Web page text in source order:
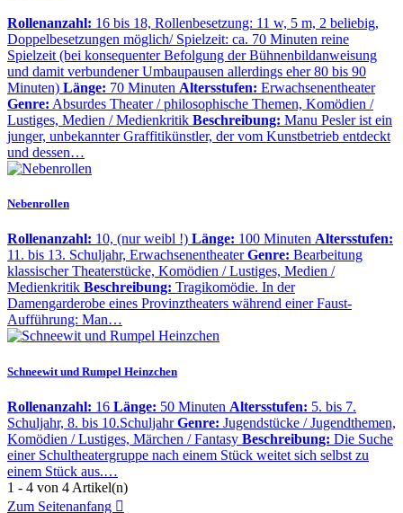
Rollenanzahl: 16 bis 18, Rollenbesetzung: 11 w, 5 m, 2 beliebig,
Doppelbesetzungen möglich/ Spielzeit: ca. 70 Minuten reine
Spielzeit (bei konsequenter Befolgung der Bühnenbildanweisung
und damit verbundener Umbaupausen allerdings eher 80 bis 90
Minuten) Länge: 70 Minuten Altersstufen: Erwachsenentheater
Genre: Absurdes Theater / philosophische Themen, Komödien /
Lustiges, Medien / Medienkritik Beschreibung: Manu Pesler ist ein
junger, unbekannter Graffitikünstler, der vom Kunstbetrieb entdeckt
und dessen…
Nebenrollen
Rollenanzahl: 10, (nur weibl !) Länge: 100 Minuten Altersstufen:
11. bis 13. Schuljahr, Erwachsenentheater Genre: Bearbeitung
klassischer Theaterstücke, Komödien / Lustiges, Medien /
Medienkritik Beschreibung: Tragikomödie. In der
Damengarderobe eines Provinztheaters während einer Faust-
Aufführung: Man…
Schneewit und Rumpel Heinzchen
Rollenanzahl: 16 Länge: 50 Minuten Altersstufen: 5. bis 7.
Schuljahr, 8. bis 10.Schuljahr Genre: Jugendstücke / Jugendthemen,
Komödien / Lustiges, Märchen / Fantasy Beschreibung: Die Suche
einer Schultheatergruppe nach einem Stück weitet sich selbst zu
einem Stück aus.…
1 - 4 von 4 Artikel(n)
Zum Seitenanfang 